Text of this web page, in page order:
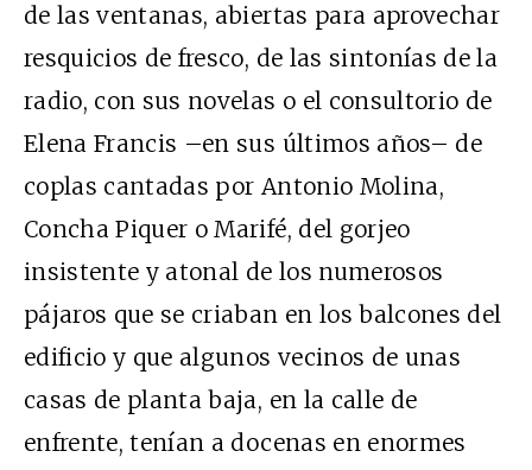
de las ventanas, abiertas para aprovechar
resquicios de fresco, de las sintonías de la
radio, con sus novelas o el consultorio de
Elena Francis –en sus últimos años– de
coplas cantadas por Antonio Molina,
Concha Piquer o Marifé, del gorjeo
insistente y atonal de los numerosos
pájaros que se criaban en los balcones del
edificio y que algunos vecinos de unas
casas de planta baja, en la calle de
enfrente, tenían a docenas en enormes